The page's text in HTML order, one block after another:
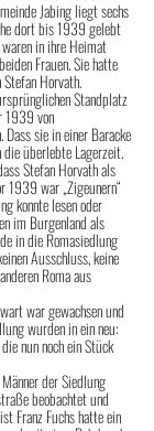
Jabing liegt sechs
dort bis 1939 gelebt
in ihre Heimat
Frauen. Sie hatte
Horvath.
Standplatz
1939 von
sie in einer Baracke
überlebte Lagerzeit.
Stefan Horvath als
1939 war „Zigeunern“
konnte lesen oder
im Burgenland als
in die Romasiedlung
Ausschluss, keine
Roma aus
war gewachsen und
wurden in ein neu:
nun noch ein Stück
der Siedlung
beobachtet und
Franz Fuchs hatte ein